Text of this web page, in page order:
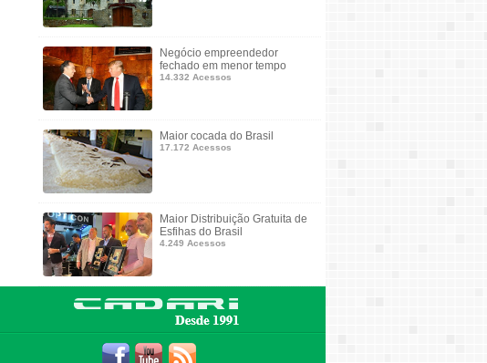
Negócio empreendedor
fechado em menor tempo
14.332 Acessos
Maior cocada do Brasil
17.172 Acessos
Maior Distribuição Gratuita de
Esfihas do Brasil
4.249 Acessos